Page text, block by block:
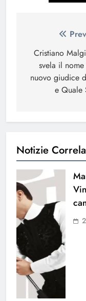
articoli
Cristiano
svela il
nuovo giudice
e Quale
Notizie